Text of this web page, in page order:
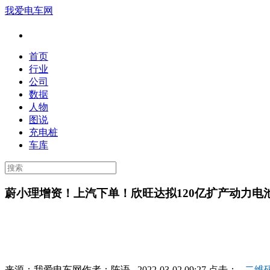
我爱电车网
首页
行业
公司
数据
人物
图说
充电桩
车库
蔚小理增资！上汽下单！欣旺达拟120亿扩产动力电